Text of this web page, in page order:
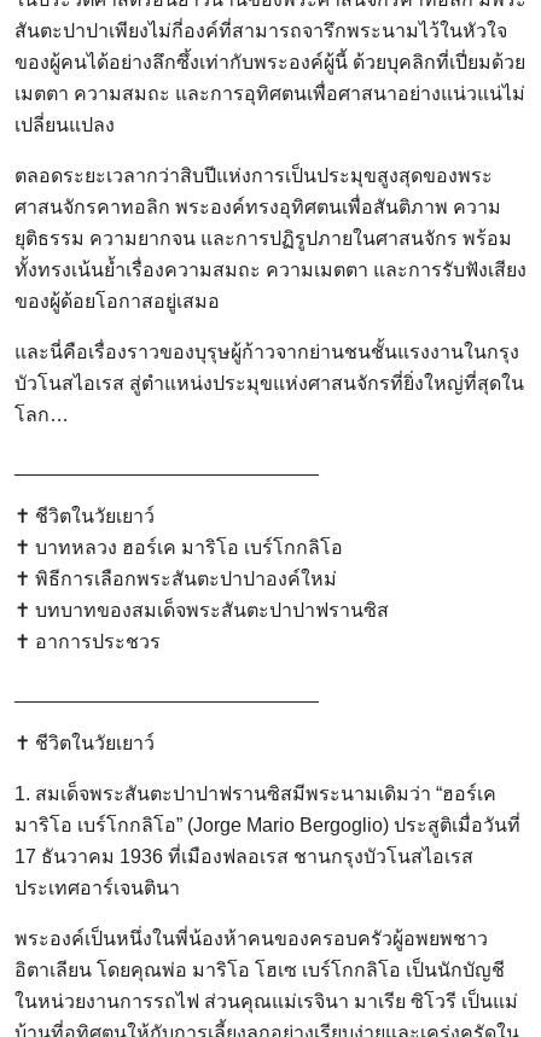
สันตะปาปาเพียงไม่กี่องค์ที่สามารถจารึกพระนามไว้ในหัวใจ
ของผู้คนได้อย่างลึกซึ้งเท่ากับพระองค์ผู้นี้ ด้วยบุคลิกที่เปี่ยมด้วย
เมตตา ความสมถะ และการอุทิศตนเพื่อศาสนาอย่างแน่วแน่ไม่
เปลี่ยนแปลง
ตลอดระยะเวลากว่าสิบปีแห่งการเป็นประมุขสูงสุดของพระ
ศาสนจักรคาทอลิก พระองค์ทรงอุทิศตนเพื่อสันติภาพ ความ
ยุติธรรม ความยากจน และการปฏิรูปภายในศาสนจักร พร้อม
ทั้งทรงเน้นย้ำเรื่องความสมถะ ความเมตตา และการรับฟังเสียง
ของผู้ด้อยโอกาสอยู่เสมอ
และนี่คือเรื่องราวของบุรุษผู้ก้าวจากย่านชนชั้นแรงงานในกรุง
บัวโนสไอเรส สู่ตำแหน่งประมุขแห่งศาสนจักรที่ยิ่งใหญ่ที่สุดใน
โลก…
✝️ ชีวิตในวัยเยาว์
✝️ บาทหลวง ฮอร์เค มาริโอ เบร์โกกลิโอ
✝️ พิธีการเลือกพระสันตะปาปาองค์ใหม่
✝️ บทบาทของสมเด็จพระสันตะปาปาฟรานซิส
✝️ อาการประชวร
✝️ ชีวิตในวัยเยาว์
1. สมเด็จพระสันตะปาปาฟรานซิสมีพระนามเดิมว่า “ฮอร์เค
มาริโอ เบร์โกกลิโอ” (Jorge Mario Bergoglio) ประสูติเมื่อวันที่
17 ธันวาคม 1936 ที่เมืองฟลอเรส ชานกรุงบัวโนสไอเรส
ประเทศอาร์เจนตินา
พระองค์เป็นหนึ่งในพี่น้องห้าคนของครอบครัวผู้อพยพชาว
อิตาเลียน โดยคุณพ่อ มาริโอ โฮเซ เบร์โกกลิโอ เป็นนักบัญชี
ในหน่วยงานการรถไฟ ส่วนคุณแม่เรจินา มาเรีย ซิโวรี เป็นแม่